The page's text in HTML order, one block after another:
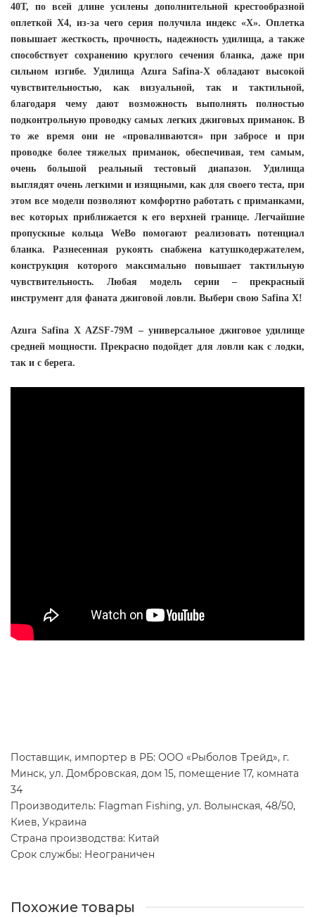
40T, по всей длине усилены дополнительной крестообразной
оплеткой X4, из-за чего серия получила индекс «Х». Оплетка
повышает жесткость, прочность, надежность удилища, а также
способствует сохранению круглого сечения бланка, даже при
сильном изгибе. Удилища Azura Safina-X обладают высокой
чувствительностью, как визуальной, так и тактильной,
благодаря чему дают возможность выполнять полностью
подконтрольную проводку самых легких джиговых приманок. В
то же время они не «проваливаются» при забросе и при
проводке более тяжелых приманок, обеспечивая, тем самым,
очень большой реальный тестовый диапазон. Удилища
выглядят очень легкими и изящными, как для своего теста, при
этом все модели позволяют комфортно работать с приманками,
вес которых приближается к его верхней границе. Легчайшие
пропускные кольца WeBo помогают реализовать потенциал
бланка. Разнесенная рукоять снабжена катушкодержателем,
конструкция которого максимально повышает тактильную
чувствительность. Любая модель серии – прекрасный
инструмент для фаната джиговой ловли. Выбери свою Safina X!
Azura Safina X AZSF-79M – универсальное джиговое удилище
средней мощности. Прекрасно подойдет для ловли как с лодки,
так и с берега.
Поставщик, импортер в РБ: ООО «Рыболов Трейд», г.
Минск, ул. Домбровская, дом 15, помещение 17, комната
34
Производитель: Flagman Fishing, ул. Волынская, 48/50,
Киев, Украина
Страна производства: Китай
Срок службы: Неограничен
Похожие товары